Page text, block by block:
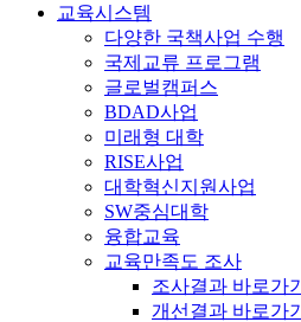
교육시스템
다양한 국책사업 수행
국제교류 프로그램
글로벌캠퍼스
BDAD사업
미래형 대학
RISE사업
대학혁신지원사업
SW중심대학
융합교육
교육만족도 조사
조사결과 바로가기
개선결과 바로가기